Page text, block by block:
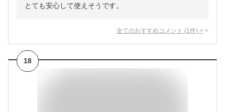
とても安心して使えそうです。
全てのおすすめコメント (1 件) >
18